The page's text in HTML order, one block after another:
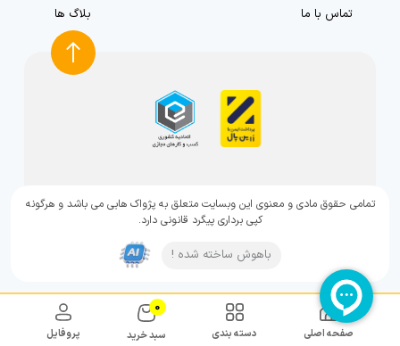
صفحه اصلی دسته بندی
0
سبد خرید پروفایل
تماس با ما
بلاگ ها
تمامی حقوق مادی و معنوی این وبسایت متعلق به پژواک هابی می باشد و هرگونه
کپی برداری پیگرد قانونی دارد.
باهوش ساخته شده !